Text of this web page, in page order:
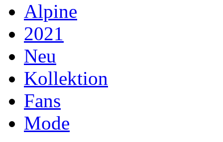
Alpine
2021
Neu
Kollektion
Fans
Mode